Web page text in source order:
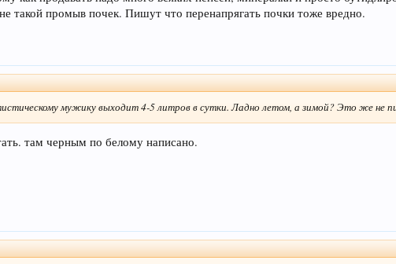
такой промыв почек. Пишут что перенапрягать почки тоже вредно.
мужику выходит 4-5 литров в сутки. Ладно летом, а зимой? Это же не
там черным по белому написано.